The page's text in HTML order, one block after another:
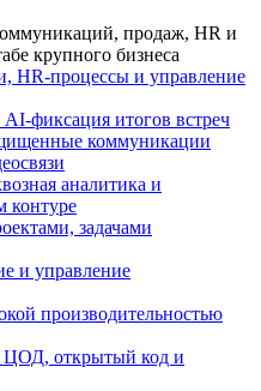
продаж, HR и
крупного бизнеса
HR-процессы и управление
фиксация итогов встреч
коммуникации
аналитика и
контуре
задачами
и управление
производительностью
ЦОД, открытый код и